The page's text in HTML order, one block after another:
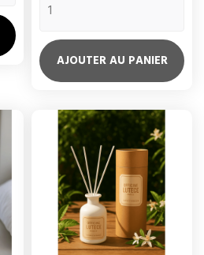
AJOUTER AU PANIER